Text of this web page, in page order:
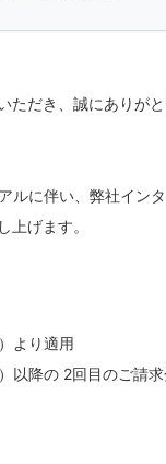
だき、誠にありがと
ルに伴い、弊社イン
上げます。
より適用
降の 2回目のご請